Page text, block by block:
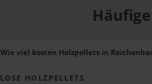
Wie viel kosten Holzpellets in
LOSE HOLZPELLETS